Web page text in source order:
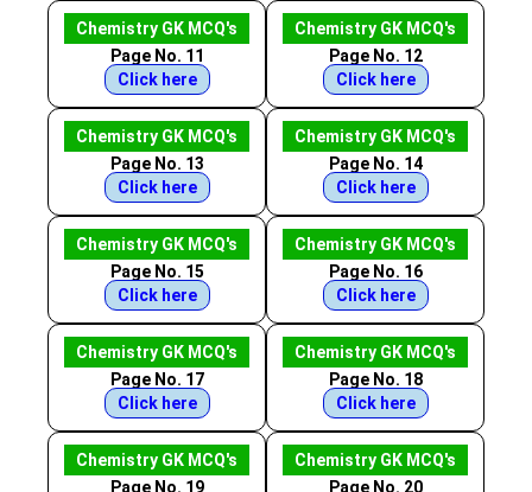
Chemistry GK MCQ's
Page No. 11
Click here
Chemistry GK MCQ's
Page No. 12
Click here
Chemistry GK MCQ's
Page No. 13
Click here
Chemistry GK MCQ's
Page No. 14
Click here
Chemistry GK MCQ's
Page No. 15
Click here
Chemistry GK MCQ's
Page No. 16
Click here
Chemistry GK MCQ's
Page No. 17
Click here
Chemistry GK MCQ's
Page No. 18
Click here
Chemistry GK MCQ's
Page No. 19
Chemistry GK MCQ's
Page No. 20